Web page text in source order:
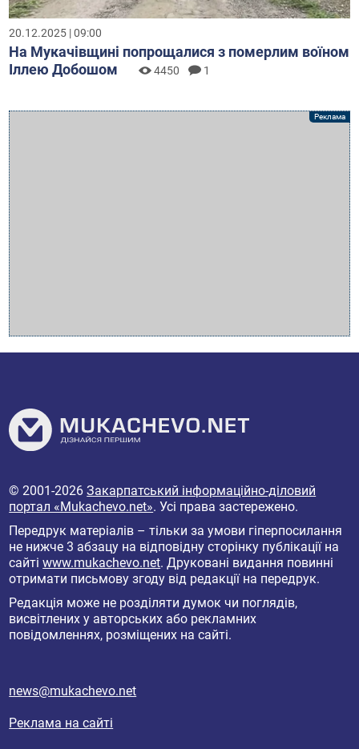
20.12.2025 | 09:00
На Мукачівщині попрощалися з померлим воїном
Іллею Добошом
4450 1
© 2001-2026Закарпатський інформаційно-діловий
портал «Mukachevo.net». Усі права застережено.
Передрук матеріалів – тільки за умови гіперпосилання
не нижче 3 абзацу на відповідну сторінку публікації на
сайтіwww.mukachevo.net. Друковані видання повинні
отримати письмову згоду від редакції на передрук.
Редакція може не розділяти думок чи поглядів,
висвітлених у авторських або рекламних
повідомленнях, розміщених на сайті.
news@mukachevo.net
Реклама на сайті